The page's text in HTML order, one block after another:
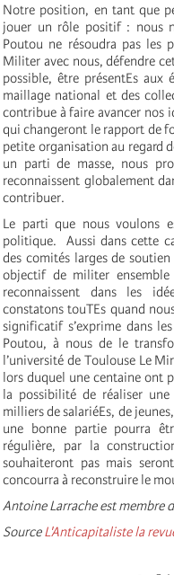
Notre position, en tant que
jouer un rôle positif : nous
Poutou ne résoudra pas les
Militer avec nous, défendre
possible, être présentEs
maillage national et des
contribue à faire avancer nos
qui changeront le rapport de
petite organisation au regard
un parti de masse, nous
reconnaissent globalement
contribuer.
Le parti que nous voulons
politique. Aussi dans cette
des comités larges de
objectif de militer
reconnaissent dans les
constatons touTEs quand
significatif s’exprime dans
Poutou, à nous de le
l’université de Toulouse Le
lors duquel une centaine ont
la possibilité de réaliser une
milliers de salariéEs, de
une bonne partie pourra
régulière, par la
souhaiteront pas mais
concourra à reconstruire le
Antoine Larrache est membre
SourceL'Anticapitaliste la